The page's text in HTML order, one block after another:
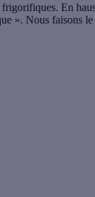
En
». Nous faisons